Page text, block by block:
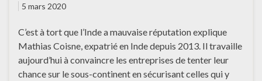
5 mars 2020
C’est à tort que l’Inde a mauvaise réputation explique
Mathias Coisne, expatrié en Inde depuis 2013. Il travaille
aujourd’hui à convaincre les entreprises de tenter leur
chance sur le sous-continent en sécurisant celles qui y